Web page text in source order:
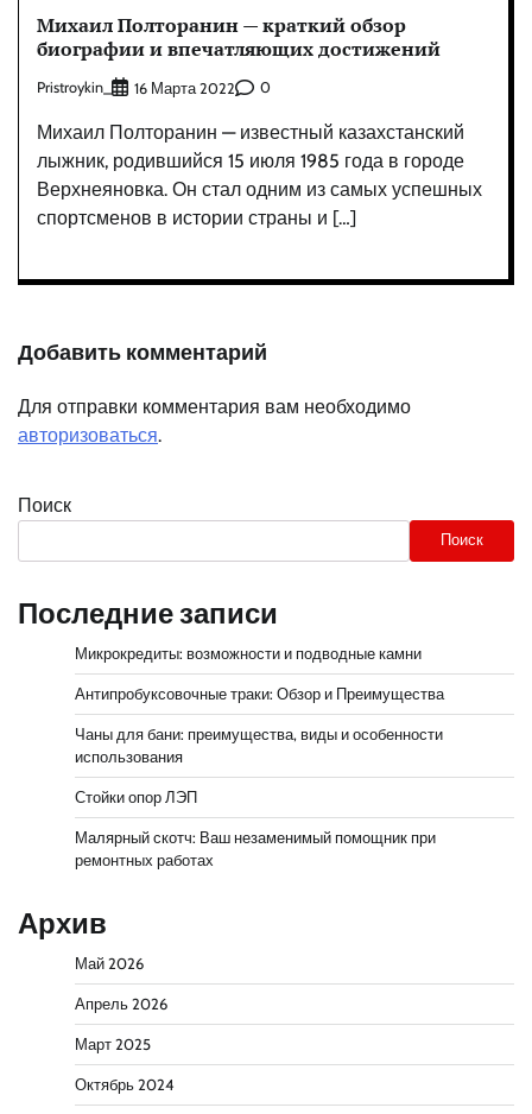
Михаил Полторанин — краткий обзор
биографии и впечатляющих достижений
Pristroykin_ 16 Марта 2022 0
Михаил Полторанин — известный казахстанский
лыжник, родившийся 15 июля 1985 года в городе
Верхнеяновка. Он стал одним из самых успешных
спортсменов в истории страны и […]
Добавить комментарий
Для отправки комментария вам необходимо
авторизоваться.
Поиск
Поиск
Последние записи
Микрокредиты: возможности и подводные камни
Антипробуксовочные траки: Обзор и Преимущества
Чаны для бани: преимущества, виды и особенности
использования
Стойки опор ЛЭП
Малярный скотч: Ваш незаменимый помощник при
ремонтных работах
Архив
Май 2026
Апрель 2026
Март 2025
Октябрь 2024